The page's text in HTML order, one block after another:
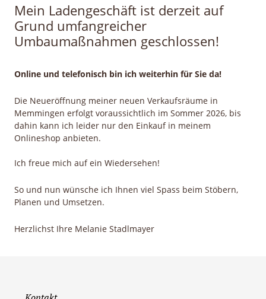
Mein Ladengeschäft ist derzeit auf
Grund umfangreicher
Umbaumaßnahmen geschlossen!
Online und telefonisch bin ich weiterhin für Sie da!
Die Neueröffnung meiner neuen Verkaufsräume in
Memmingen erfolgt voraussichtlich im Sommer 2026, bis
dahin kann ich leider nur den Einkauf in meinem
Onlineshop anbieten.
Ich freue mich auf ein Wiedersehen!
So und nun wünsche ich Ihnen viel Spass beim Stöbern,
Planen und Umsetzen.
Herzlichst Ihre Melanie Stadlmayer